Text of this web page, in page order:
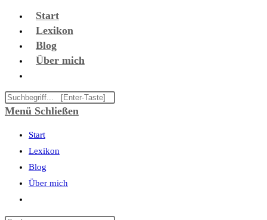
Zum
Start
Lexikon
Blog
Über mich
Suche
umschalten
Diese
Website
Menü Schließen
Start
Lexikon
Blog
Über mich
Suche